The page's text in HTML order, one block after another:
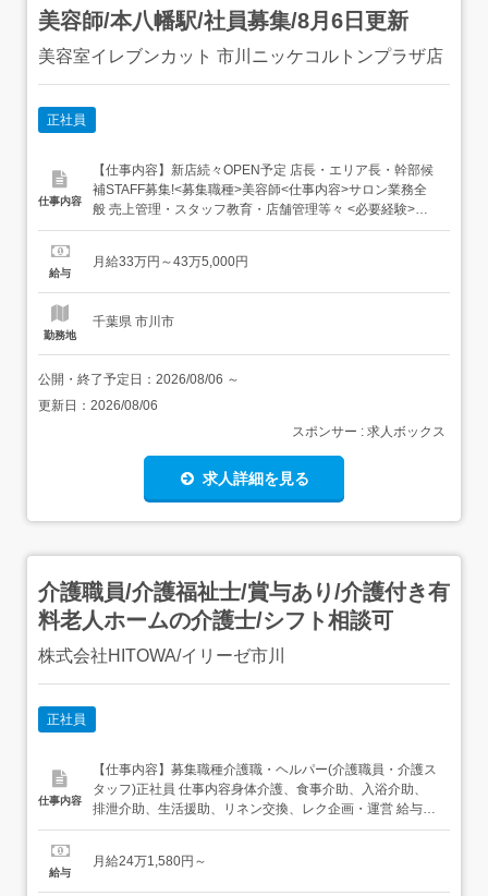
美容師/本八幡駅/社員募集/8月6日更新
美容室イレブンカット 市川ニッケコルトンプラザ店
正社員
仕事内容
【仕事内容】新店続々OPEN予定 店長・エリア長・幹部候
補STAFF募集!<募集職種>美容師<仕事内容>サロン業務全
般 売上管理・スタッフ教育・店舗管理等々 <必要経験>ス
タイリスト<業種>美容師<施設形態>美容室・ヘアサロン<
険 昇給年1回 共済保険 特別賞与 役職手当 子ども手...
給与
月給33万円～43万5,000円
勤務地
千葉県 市川市
公開・終了予定日： 2026/08/06 ～
更新日： 2026/08/06
スポンサー : 求人ボックス
求人詳細を見る
介護職員/介護福祉士/賞与あり/介護付き有
料老人ホームの介護士/シフト相談可
株式会社HITOWA/イリーゼ市川
正社員
仕事内容
【仕事内容】募集職種介護職・ヘルパー(介護職員・介護ス
タッフ)正社員 仕事内容身体介護、食事介助、入浴介助、
排泄介助、生活援助、リネン交換、レク企画・運営 給与・
手当<給与>月給241,580円〜<基本給>131,000円<手当>交
当:32,000円地域手当:46,000円職種手当:1,250円み...
給与
月給24万1,580円～